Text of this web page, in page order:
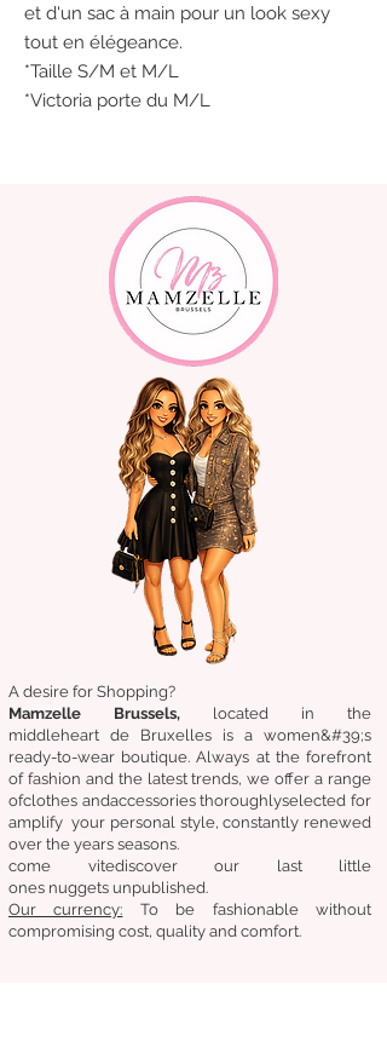
et d'un sac à main pour un look sexy
tout en élégeance.
*Taille S/M et M/L
*Victoria porte du M/L
A desire for Shopping?
Mamzelle Brussels, located in the
middleheart de Bruxelles is a women&#39;s
ready-to-wear boutique. Always at the forefront
of fashion and the latest trends, we offer a range
ofclothes andaccessories thoroughlyselected for
amplify your personal style, constantly renewed
over the years seasons.
come vitediscoverour last little
ones nuggets unpublished.
Our currency:
To be fashionable without
compromising cost, quality and comfort.